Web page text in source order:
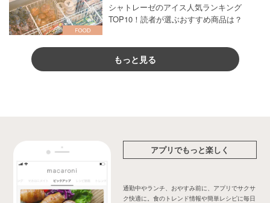
シャトレーゼのアイス人気ランキング
TOP10！読者が選ぶおすすめ商品は？
もっと見る
アプリでもっと楽しく
通勤中やランチ、おやすみ前に、アプリでサクサ
ク快適に。食のトレンド情報や簡単レシピに毎日